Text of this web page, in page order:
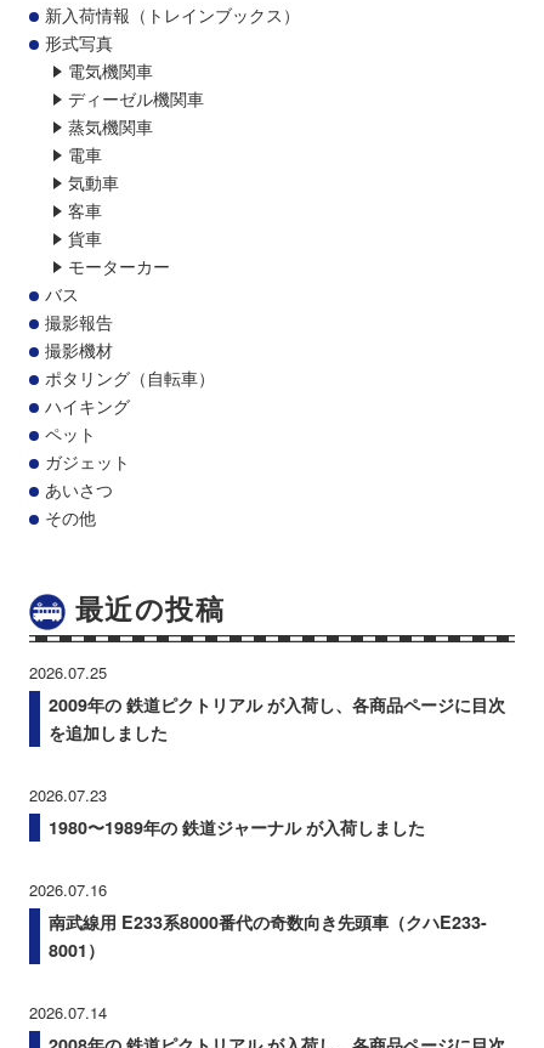
新入荷情報（トレインブックス）
形式写真
電気機関車
ディーゼル機関車
蒸気機関車
電車
気動車
客車
貨車
モーターカー
バス
撮影報告
撮影機材
ポタリング（自転車）
ハイキング
ペット
ガジェット
あいさつ
その他
最近の投稿
2026.07.25
2009年の 鉄道ピクトリアル が入荷し、各商品ページに目次
を追加しました
2026.07.23
1980〜1989年の 鉄道ジャーナル が入荷しました
2026.07.16
南武線用 E233系8000番代の奇数向き先頭車（クハE233-
8001）
2026.07.14